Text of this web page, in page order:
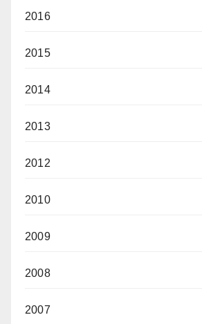
2016
2015
2014
2013
2012
2010
2009
2008
2007